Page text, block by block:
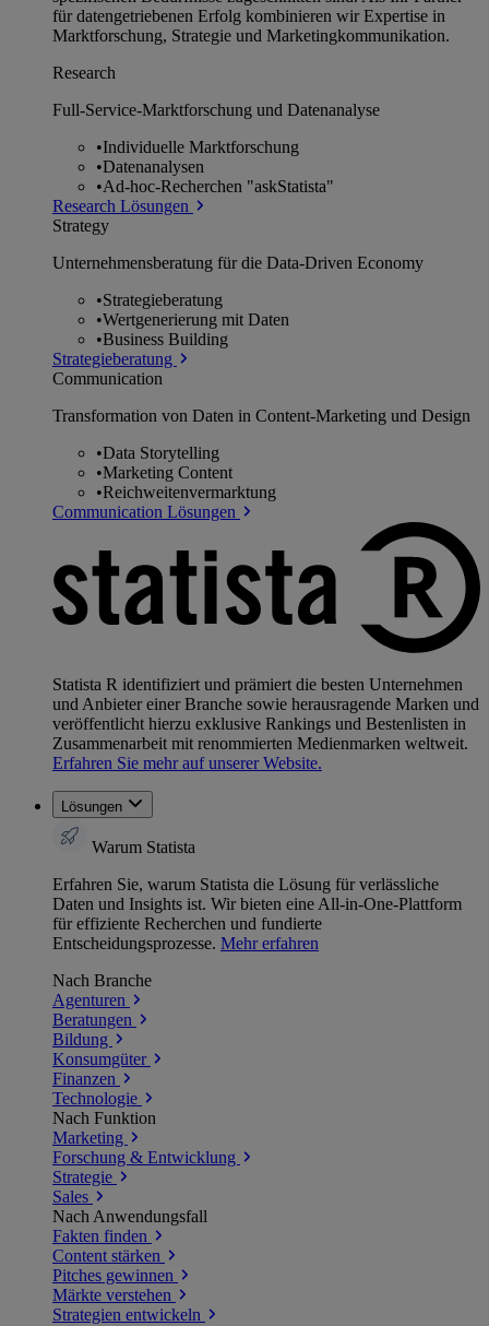
für datengetriebenen Erfolg kombinieren wir Expertise in
Marktforschung, Strategie und Marketingkommunikation.
Research
Full-Service-Marktforschung und Datenanalyse
•Individuelle Marktforschung
•Datenanalysen
•Ad-hoc-Recherchen "askStatista"
Research Lösungen
Strategy
Unternehmens­beratung für die Data-Driven Economy
•Strategieberatung
•Wertgenerierung mit Daten
•Business Building
Strategieberatung
Communication
Transformation von Daten in Content-Marketing und Design
•Data Storytelling
•Marketing Content
•Reichweitenvermarktung
Communication Lösungen
Statista R identifiziert und prämiert die besten Unternehmen
und Anbieter einer Branche sowie herausragende Marken und
veröffentlicht hierzu exklusive Rankings und Bestenlisten in
Zusammenarbeit mit renommierten Medienmarken weltweit.
Erfahren Sie mehr auf unserer Website.
Lösungen
Warum Statista
Erfahren Sie, warum Statista die Lösung für verlässliche
Daten und Insights ist. Wir bieten eine All-in-One-Plattform
für effiziente Recherchen und fundierte
Entscheidungsprozesse. Mehr erfahren
Nach Branche
Agenturen
Beratungen
Bildung
Konsumgüter
Finanzen
Technologie
Nach Funktion
Marketing
Forschung & Entwicklung
Strategie
Sales
Nach Anwendungsfall
Fakten finden
Content stärken
Pitches gewinnen
Märkte verstehen
Strategien entwickeln